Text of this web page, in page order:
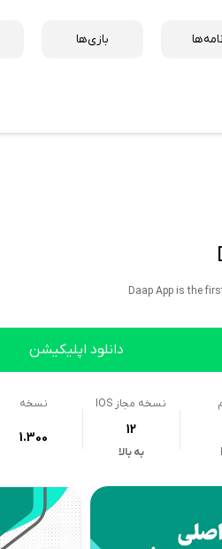
بازی‌ها
دانلود اپلیکیشن
نسخه مجاز IOS
12
به بالا
نسخه
1.300